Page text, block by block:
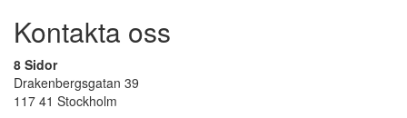
Kontakta oss
8 Sidor
Drakenbergsgatan 39
117 41 Stockholm